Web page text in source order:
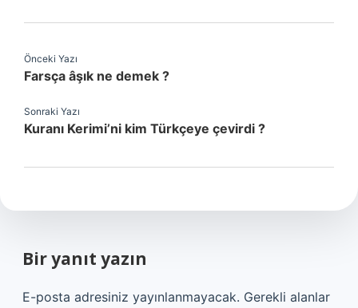
Önceki Yazı
Farsça âşık ne demek ?
Sonraki Yazı
Kuranı Kerimi’ni kim Türkçeye çevirdi ?
Bir yanıt yazın
E-posta adresiniz yayınlanmayacak. Gerekli alanlar